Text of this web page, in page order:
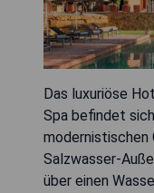
Das luxuriöse
Spa befindet
modernistischen
Salzwasser-
über einen